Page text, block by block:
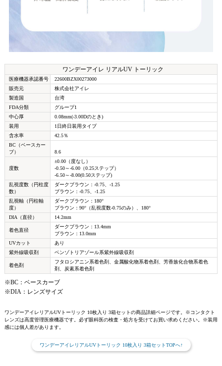
ワンデーアイレ リアルUV トーリック
医療機器承認番号
22600BZX00273000
販売元
株式会社アイレ
製造国
台湾
FDA分類
グループ1
中心厚
0.08mm(-3.00Dのとき)
装用
1日終日装用タイプ
含水率
42.5％
BC（ベースカー
ブ）
8.6
度数
±0.00（度なし）
-0.50～-6.00（0.25ステップ）
-6.50～-8.00(0.50ステップ)
乱視度数（円柱度
数）
ダークブラウン：-0.75、-1.25
ブラウン：-0.75、-1.25
乱視軸（円柱軸
度）
ダークブラウン：180°
ブラウン：90°（乱視度数-0.75のみ）、180°
DIA（直径）
14.2mm
着色直径
ダークブラウン：13.4mm
ブラウン：13.0mm
UVカット
あり
紫外線吸収剤
ベンゾトリアゾール系紫外線吸収剤
着色剤
フタロシアニン系着色剤、金属酸化物系着色剤、芳香族化合物系着色
剤、炭素系着色剤
※BC：ベースカーブ
※DIA：レンズサイズ
ワンデーアイレリアルUVトーリック 10枚入り 3箱セットの商品詳細ページです。※コンタクト
レンズは高度管理医療機器です。必ず眼科医の検査・処方を受けてお買い求めください。※装用
感には個人差があります。
ワンデーアイレリアルUVトーリック 10枚入り 3箱セットTOPへ↑